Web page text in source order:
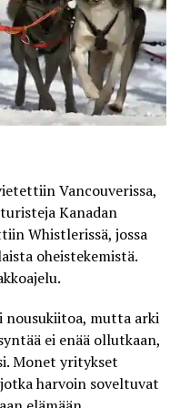
Vancouverissa,
Kanadan
Whistlerissä, jossa
oheistekemistä.
nousukiitoa, mutta arki
ei enää ollutkaan,
Monet yritykset
harvoin soveltuvat